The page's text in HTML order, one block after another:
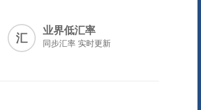
汇
业界低汇率
同步汇率 实时更新